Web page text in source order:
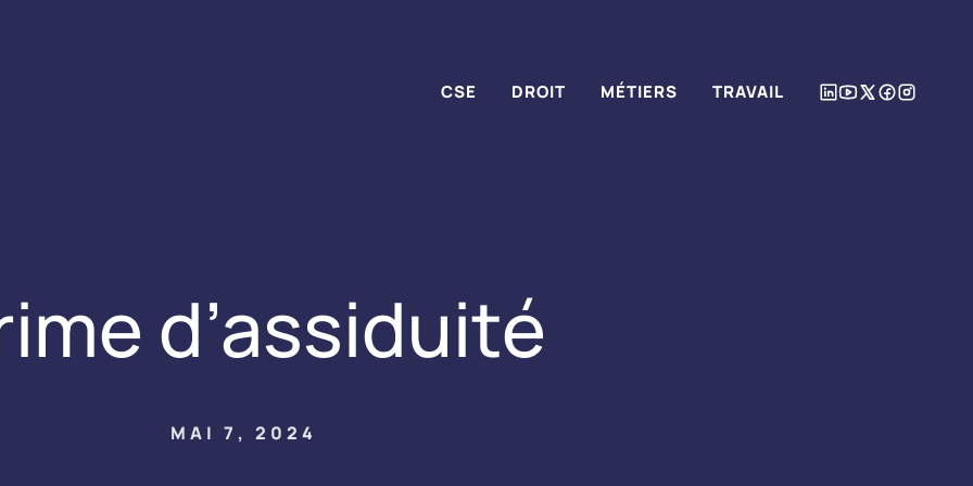
CSE DROIT MÉTIERS TRAVAIL
d’assiduité
MAI 7, 2024